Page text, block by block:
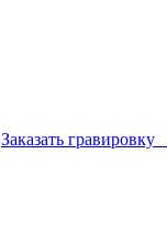
Заказать гравировку